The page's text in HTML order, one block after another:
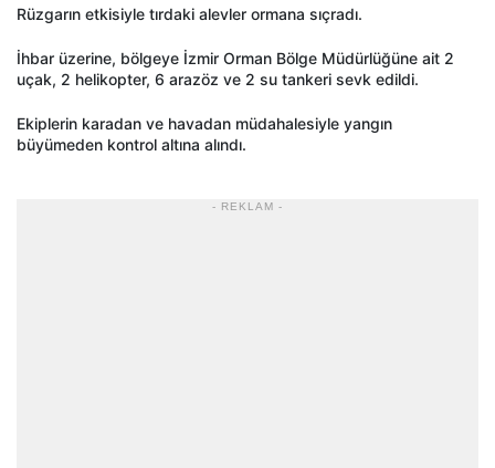
Rüzgarın etkisiyle tırdaki alevler ormana sıçradı.
İhbar üzerine, bölgeye İzmir Orman Bölge Müdürlüğüne ait 2
uçak, 2 helikopter, 6 arazöz ve 2 su tankeri sevk edildi.
Ekiplerin karadan ve havadan müdahalesiyle yangın
büyümeden kontrol altına alındı.
- REKLAM -